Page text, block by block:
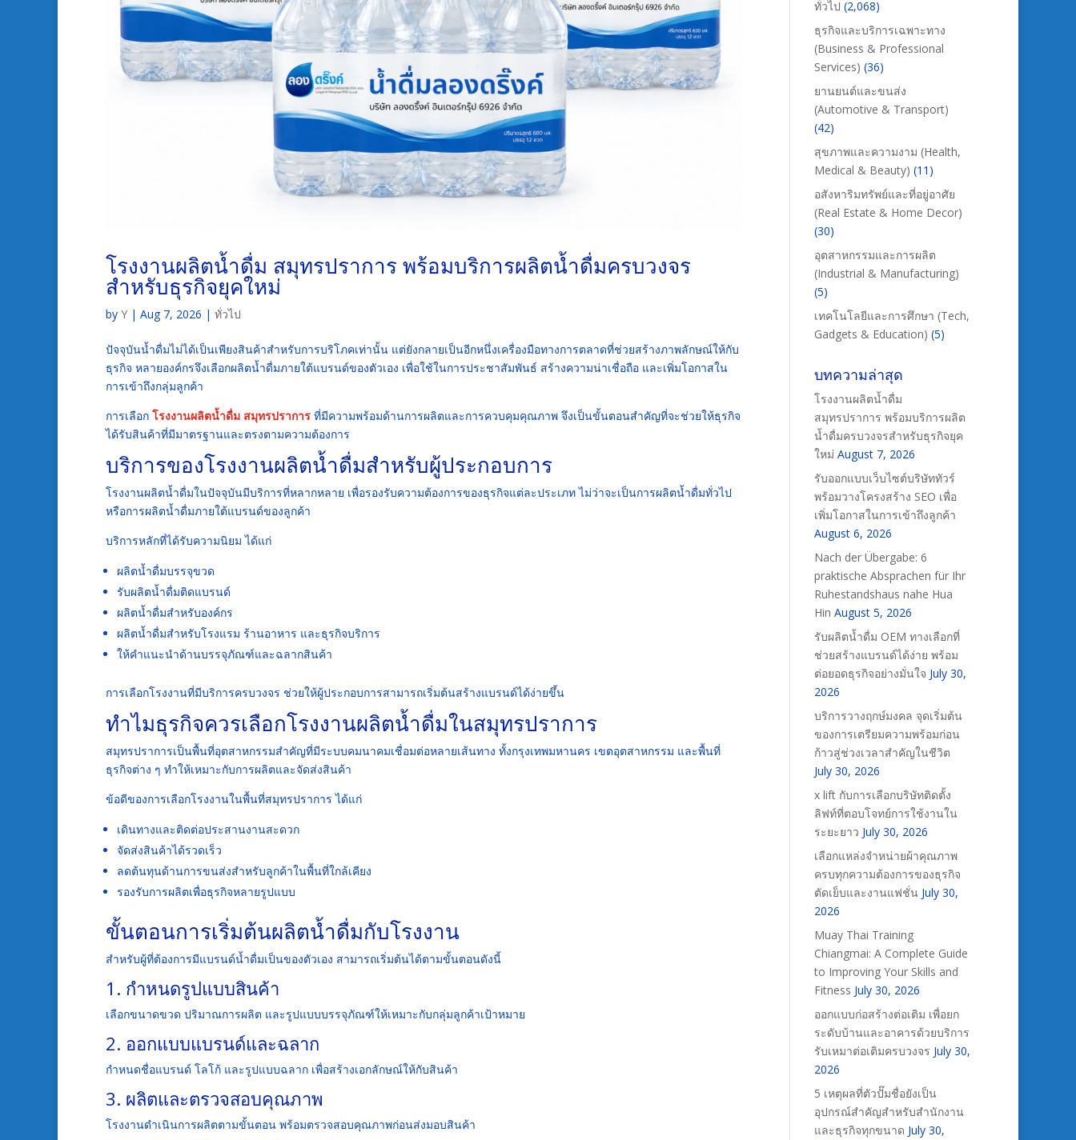
โรงงานผลิตน้ำดื่ม สมุทรปราการ พร้อมบริการผลิตน้ำดื่มครบวงจร
สำหรับธุรกิจยุคใหม่
by Y | Aug 7, 2026 | ทั่วไป
ปัจจุบันน้ำดื่มไม่ได้เป็นเพียงสินค้าสำหรับการบริโภคเท่านั้น แต่ยังกลายเป็นอีกหนึ่งเครื่องมือทางการตลาดที่ช่วยสร้างภาพลักษณ์ให้กับ
ธุรกิจ หลายองค์กรจึงเลือกผลิตน้ำดื่มภายใต้แบรนด์ของตัวเอง เพื่อใช้ในการประชาสัมพันธ์ สร้างความน่าเชื่อถือ และเพิ่มโอกาสใน
การเข้าถึงกลุ่มลูกค้า
การเลือก โรงงานผลิตน้ำดื่ม สมุทรปราการ ที่มีความพร้อมด้านการผลิตและการควบคุมคุณภาพ จึงเป็นขั้นตอนสำคัญที่จะช่วยให้ธุรกิจ
ได้รับสินค้าที่มีมาตรฐานและตรงตามความต้องการ
บริการของโรงงานผลิตน้ำดื่มสำหรับผู้ประกอบการ
โรงงานผลิตน้ำดื่มในปัจจุบันมีบริการที่หลากหลาย เพื่อรองรับความต้องการของธุรกิจแต่ละประเภท ไม่ว่าจะเป็นการผลิตน้ำดื่มทั่วไป
หรือการผลิตน้ำดื่มภายใต้แบรนด์ของลูกค้า
บริการหลักที่ได้รับความนิยม ได้แก่
ผลิตน้ำดื่มบรรจุขวด
รับผลิตน้ำดื่มติดแบรนด์
ผลิตน้ำดื่มสำหรับองค์กร
ผลิตน้ำดื่มสำหรับโรงแรม ร้านอาหาร และธุรกิจบริการ
ให้คำแนะนำด้านบรรจุภัณฑ์และฉลากสินค้า
การเลือกโรงงานที่มีบริการครบวงจร ช่วยให้ผู้ประกอบการสามารถเริ่มต้นสร้างแบรนด์ได้ง่ายขึ้น
ทำไมธุรกิจควรเลือกโรงงานผลิตน้ำดื่มในสมุทรปราการ
สมุทรปราการเป็นพื้นที่อุตสาหกรรมสำคัญที่มีระบบคมนาคมเชื่อมต่อหลายเส้นทาง ทั้งกรุงเทพมหานคร เขตอุตสาหกรรม และพื้นที่
ธุรกิจต่าง ๆ ทำให้เหมาะกับการผลิตและจัดส่งสินค้า
ข้อดีของการเลือกโรงงานในพื้นที่สมุทรปราการ ได้แก่
เดินทางและติดต่อประสานงานสะดวก
จัดส่งสินค้าได้รวดเร็ว
ลดต้นทุนด้านการขนส่งสำหรับลูกค้าในพื้นที่ใกล้เคียง
รองรับการผลิตเพื่อธุรกิจหลายรูปแบบ
ขั้นตอนการเริ่มต้นผลิตน้ำดื่มกับโรงงาน
สำหรับผู้ที่ต้องการมีแบรนด์น้ำดื่มเป็นของตัวเอง สามารถเริ่มต้นได้ตามขั้นตอนดังนี้
1. กำหนดรูปแบบสินค้า
เลือกขนาดขวด ปริมาณการผลิต และรูปแบบบรรจุภัณฑ์ให้เหมาะกับกลุ่มลูกค้าเป้าหมาย
2. ออกแบบแบรนด์และฉลาก
กำหนดชื่อแบรนด์ โลโก้ และรูปแบบฉลาก เพื่อสร้างเอกลักษณ์ให้กับสินค้า
3. ผลิตและตรวจสอบคุณภาพ
โรงงานดำเนินการผลิตตามขั้นตอน พร้อมตรวจสอบคุณภาพก่อนส่งมอบสินค้า
ทั่วไป (2,068)
ธุรกิจและบริการเฉพาะทาง
(Business & Professional
Services) (36)
ยานยนต์และขนส่ง
(Automotive & Transport)
(42)
สุขภาพและความงาม (Health,
Medical & Beauty) (11)
อสังหาริมทรัพย์และที่อยู่อาศัย
(Real Estate & Home Decor)
(30)
อุตสาหกรรมและการผลิต
(Industrial & Manufacturing)
(5)
เทคโนโลยีและการศึกษา (Tech,
Gadgets & Education) (5)
บทความล่าสุด
โรงงานผลิตน้ำดื่ม
สมุทรปราการ พร้อมบริการผลิต
น้ำดื่มครบวงจรสำหรับธุรกิจยุค
ใหม่ August 7, 2026
รับออกแบบเว็บไซต์บริษัททัวร์
พร้อมวางโครงสร้าง SEO เพื่อ
เพิ่มโอกาสในการเข้าถึงลูกค้า
August 6, 2026
Nach der Übergabe: 6
praktische Absprachen für Ihr
Ruhestandshaus nahe Hua
Hin August 5, 2026
รับผลิตน้ำดื่ม OEM ทางเลือกที่
ช่วยสร้างแบรนด์ได้ง่าย พร้อม
ต่อยอดธุรกิจอย่างมั่นใจ July 30,
2026
บริการวางฤกษ์มงคล จุดเริ่มต้น
ของการเตรียมความพร้อมก่อน
ก้าวสู่ช่วงเวลาสำคัญในชีวิต
July 30, 2026
x lift กับการเลือกบริษัทติดตั้ง
ลิฟท์ที่ตอบโจทย์การใช้งานใน
ระยะยาว July 30, 2026
เลือกแหล่งจำหน่ายผ้าคุณภาพ
ครบทุกความต้องการของธุรกิจ
ตัดเย็บและงานแฟชั่น July 30,
2026
Muay Thai Training
Chiangmai: A Complete Guide
to Improving Your Skills and
Fitness July 30, 2026
ออกแบบก่อสร้างต่อเติม เพื่อยก
ระดับบ้านและอาคารด้วยบริการ
รับเหมาต่อเติมครบวงจร July 30,
2026
5 เหตุผลที่ตัวปั๊มชื่อยังเป็น
อุปกรณ์สำคัญสำหรับสำนักงาน
และธุรกิจทุกขนาด July 30,